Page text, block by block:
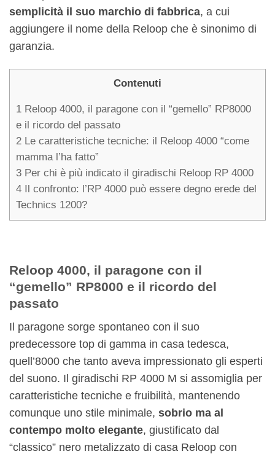
semplicità il suo marchio di fabbrica, a cui
aggiungere il nome della Reloop che è sinonimo di
garanzia.
Contenuti
1 Reloop 4000, il paragone con il “gemello” RP8000
e il ricordo del passato
2 Le caratteristiche tecniche: il Reloop 4000 “come
mamma l’ha fatto”
3 Per chi è più indicato il giradischi Reloop RP 4000
4 Il confronto: l’RP 4000 può essere degno erede del
Technics 1200?
Reloop 4000, il paragone con il
“gemello” RP8000 e il ricordo del
passato
Il paragone sorge spontaneo con il suo
predecessore top di gamma in casa tedesca,
quell’8000 che tanto aveva impressionato gli esperti
del suono. Il giradischi RP 4000 M si assomiglia per
caratteristiche tecniche e fruibilità, mantenendo
comunque uno stile minimale, sobrio ma al
contempo molto elegante, giustificato dal
“classico” nero metalizzato di casa Reloop con